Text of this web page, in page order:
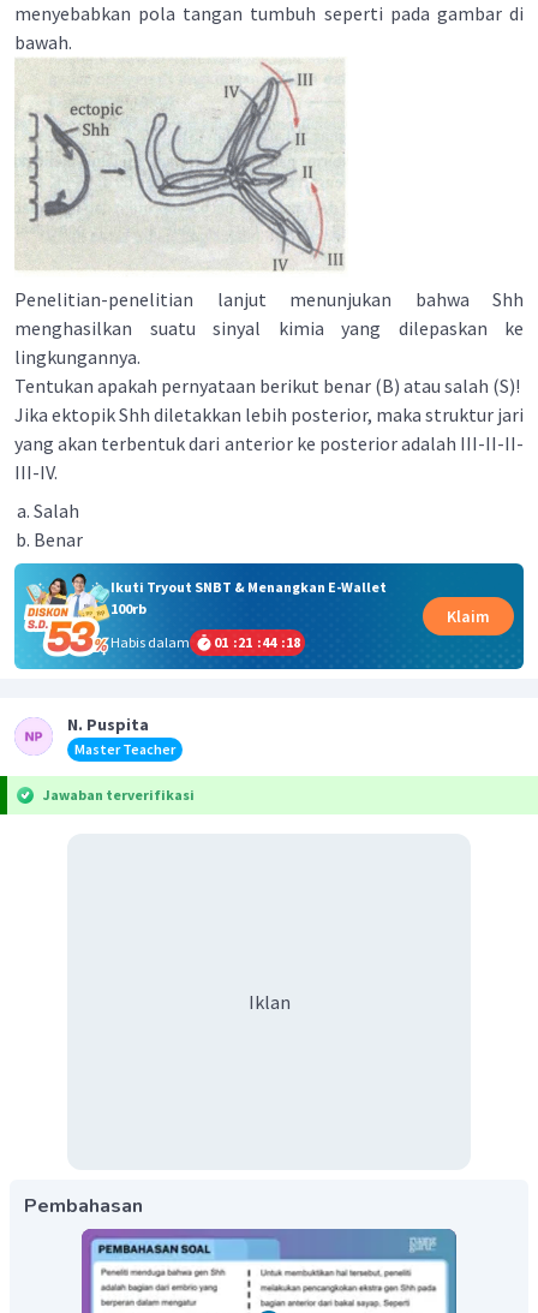
menyebabkan pola tangan tumbuh seperti pada gambar di
bawah.
Penelitian-penelitian lanjut menunjukan bahwa Shh
menghasilkan suatu sinyal kimia yang dilepaskan ke
lingkungannya.
Tentukan apakah pernyataan berikut benar (B) atau salah (S)!
Jika ektopik Shh diletakkan lebih posterior, maka struktur jari
yang akan terbentuk dari anterior ke posterior adalah III-II-II-
III-IV.
Salah
Benar
Ikuti Tryout SNBT & Menangkan E-Wallet
100rb
Habis dalam
01 :21 :44 :18
Klaim
N. Puspita
Master Teacher
Jawaban terverifikasi
Iklan
Pembahasan